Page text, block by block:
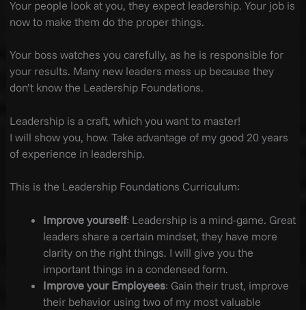
Your people look at you, they expect leadership. Your job is
now to make them do the proper things.
Your boss watches you carefully, as he is responsible for
your results. Many new leaders mess up because they
don’t know the Leadership Foundations.
Leadership is a craft, which you want to master!
I will show you, how. Take advantage of my good 20 years
of experience in leadership.
This is the Leadership Foundations Curriculum:
Improve yourself: Leadership is a mind-game. Great
leaders share a certain mindset, they have more
clarity on the right things. I will give you the
important things in a condensed form.
Improve your Employees: Gain their trust, improve
their behavior using two of my most valuable